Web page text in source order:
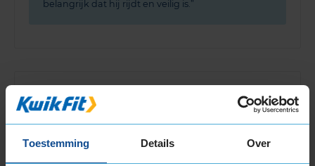
Toestemming Details Over
belangrijk dat hij rijdt en veilig is.
8,0
Grip
8,0
8,0